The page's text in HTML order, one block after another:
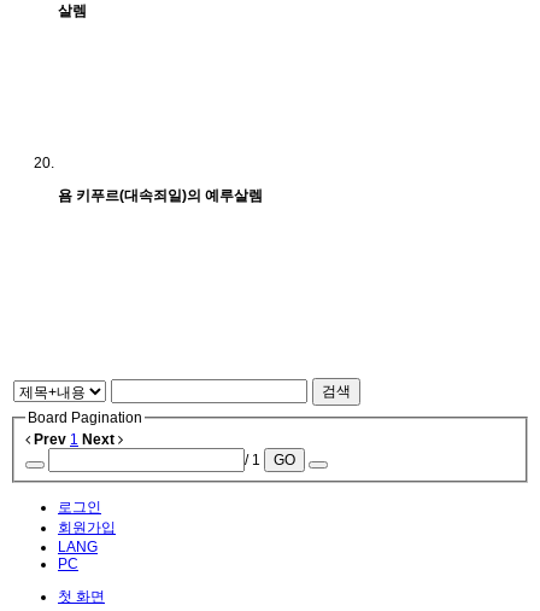
살렘
욤 키푸르(대속죄일)의 예루살렘
검색
Board Pagination
Prev 1 Next
/ 1
GO
로그인
회원가입
LANG
PC
첫 화면